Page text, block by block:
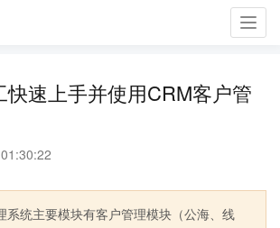
快速上手并使用CRM客户管
统主要模块有客户管理模块（公海、线